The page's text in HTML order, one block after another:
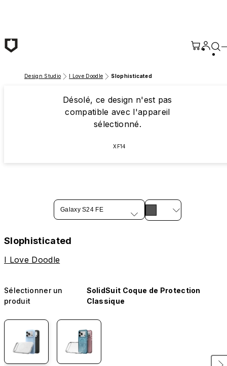
Design Studio I Love Doodle Slophisticated
Désolé, ce design n'est pas
compatible avec l'appareil
sélectionné.
XF14
Galaxy S24 FE
Slophisticated
I Love Doodle
Sélectionner un
produit
SolidSuit Coque de Protection
Classique